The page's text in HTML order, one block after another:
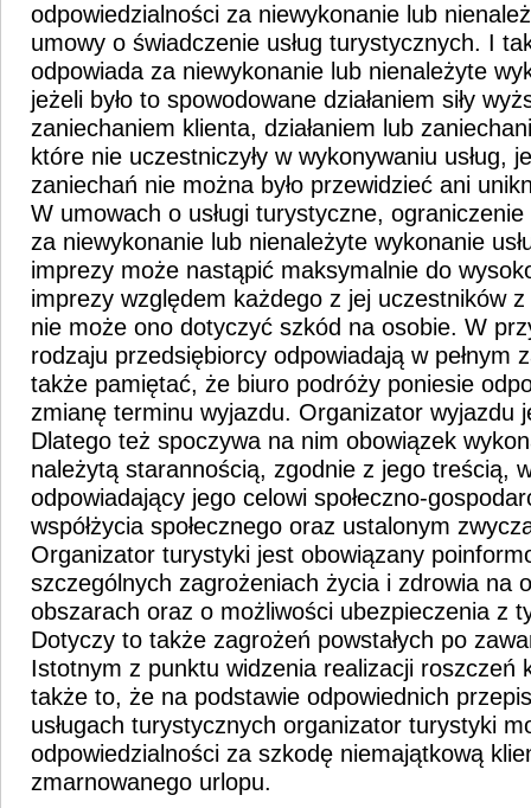
odpowiedzialności za niewykonanie lub
umowy o świadczenie usług turystycznych. I
odpowiada za niewykonanie lub nienależyte
jeżeli było to spowodowane działaniem siły
zaniechaniem klienta, działaniem lub
które nie uczestniczyły w wykonywaniu usług,
zaniechań nie można było przewidzieć ani
W umowach o usługi turystyczne,
za niewykonanie lub nienależyte wykonanie
imprezy może nastąpić maksymalnie do
imprezy względem każdego z jej uczestników
nie może ono dotyczyć szkód na osobie. W
rodzaju przedsiębiorcy odpowiadają w pełnym
także pamiętać, że biuro podróży poniesie
zmianę terminu wyjazdu. Organizator wyjazdu
Dlatego też spoczywa na nim obowiązek
należytą starannością, zgodnie z jego treścią,
odpowiadający jego celowi społeczno-
współżycia społecznego oraz ustalonym
Organizator turystyki jest obowiązany
szczególnych zagrożeniach życia i zdrowia na
obszarach oraz o możliwości ubezpieczenia z
Dotyczy to także zagrożeń powstałych po
Istotnym z punktu widzenia realizacji roszczeń
także to, że na podstawie odpowiednich
usługach turystycznych organizator turystyki
odpowiedzialności za szkodę niemajątkową
zmarnowanego urlopu.